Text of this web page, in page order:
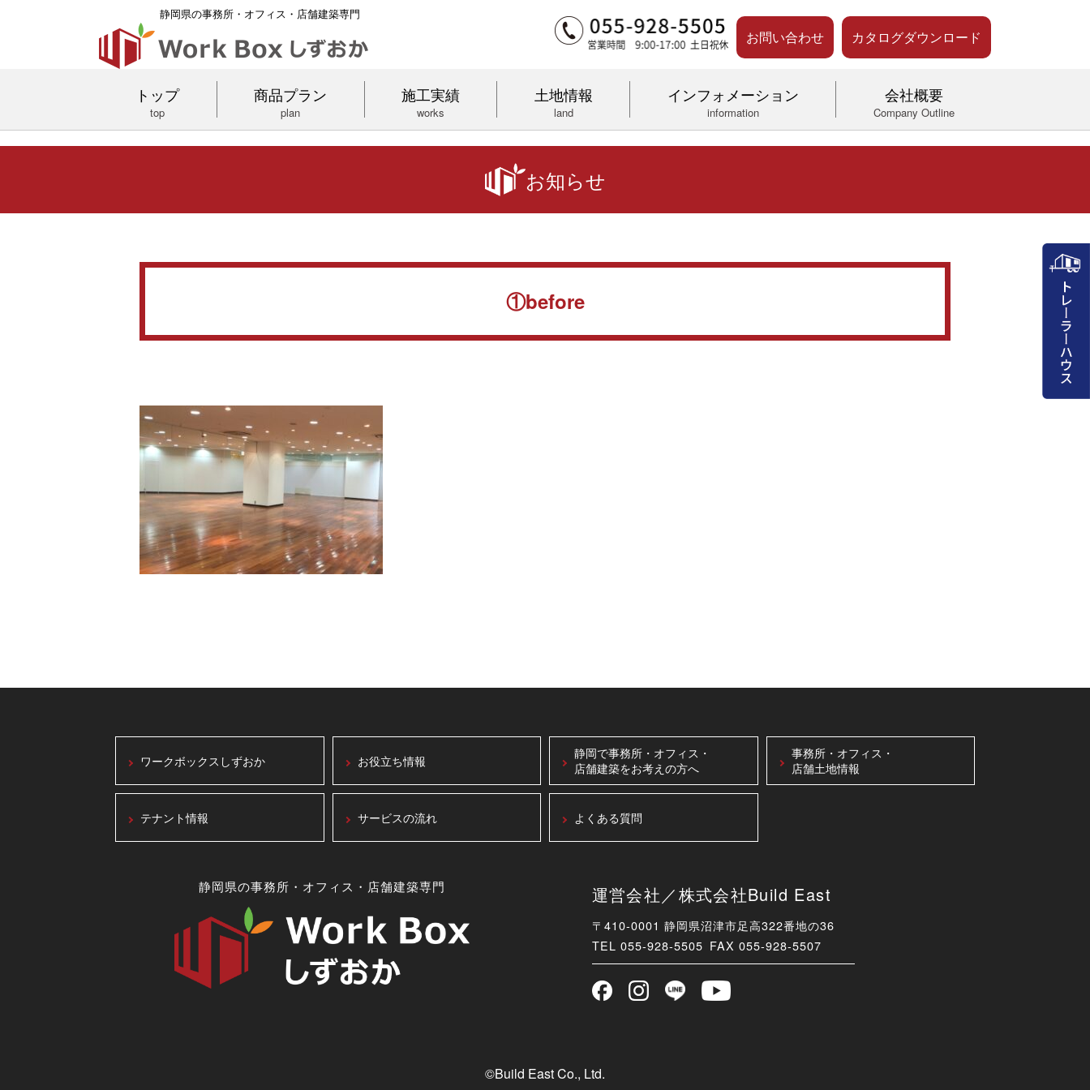
静岡県の事務所・オフィス・店舗建築専門
お問い合わせ カタログダウンロード
トップ
top
商品プラン
plan
施工実績
works
土地情報
land
インフォメーション
information
会社概要
Company Outline
お知らせ
①before
ワークボックスしずおか お役立ち情報
静岡で事務所・オフィス・
店舗建築をお考えの方へ
事務所・オフィス・
店舗土地情報
テナント情報 サービスの流れ よくある質問
静岡県の事務所・オフィス・店舗建築専門 運営会社／株式会社Build East
〒410-0001 静岡県沼津市足高322番地の36
TEL 055-928-5505 FAX 055-928-5507
©Build East Co., Ltd.